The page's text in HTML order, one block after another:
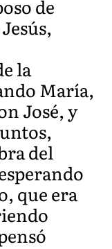
de
la
María,
José, y
del
que era